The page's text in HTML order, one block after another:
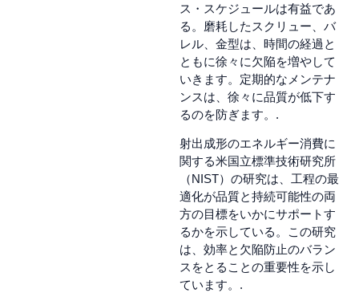
ス・スケジュールは有益であ
る。磨耗したスクリュー、バ
レル、金型は、時間の経過と
ともに徐々に欠陥を増やして
いきます。定期的なメンテナ
ンスは、徐々に品質が低下す
るのを防ぎます。.
射出成形のエネルギー消費に
関する米国立標準技術研究所
（NIST）の研究は、工程の最
適化が品質と持続可能性の両
方の目標をいかにサポートす
るかを示している。この研究
は、効率と欠陥防止のバラン
スをとることの重要性を示し
ています。.